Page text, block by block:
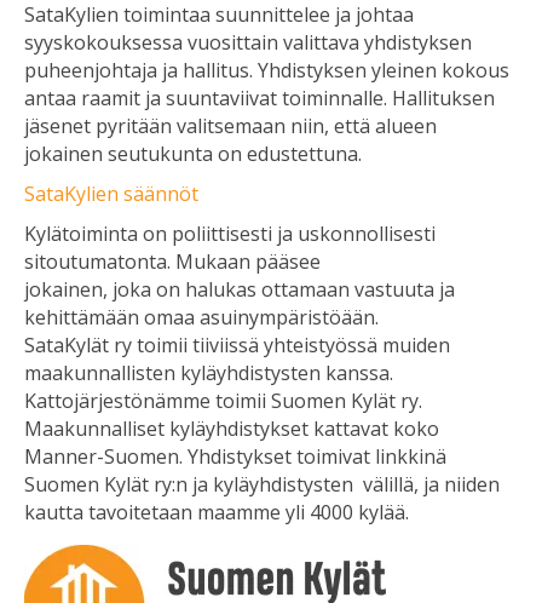
SataKylien toimintaa suunnittelee ja johtaa
syyskokouksessa vuosittain valittava yhdistyksen
puheenjohtaja ja hallitus. Yhdistyksen yleinen kokous
antaa raamit ja suuntaviivat toiminnalle. Hallituksen
jäsenet pyritään valitsemaan niin, että alueen
jokainen seutukunta on edustettuna.
SataKylien säännöt
Kylätoiminta on poliittisesti ja uskonnollisesti
sitoutumatonta. Mukaan pääsee
jokainen, joka on halukas ottamaan vastuuta ja
kehittämään omaa asuinympäristöään.
SataKylät ry toimii tiiviissä yhteistyössä muiden
maakunnallisten kyläyhdistysten kanssa.
Kattojärjestönämme toimii Suomen Kylät ry.
Maakunnalliset kyläyhdistykset kattavat koko
Manner-Suomen. Yhdistykset toimivat linkkinä
Suomen Kylät ry:n ja kyläyhdistysten välillä, ja niiden
kautta tavoitetaan maamme yli 4000 kylää.